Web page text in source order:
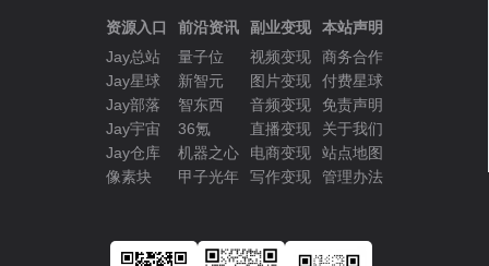
资源入口
Jay总站
Jay星球
Jay部落
Jay宇宙
Jay仓库
像素块
前沿资讯
量子位
新智元
智东西
36氪
机器之心
甲子光年
副业变现
视频变现
图片变现
音频变现
直播变现
电商变现
写作变现
本站声明
商务合作
付费星球
免责声明
关于我们
站点地图
管理办法